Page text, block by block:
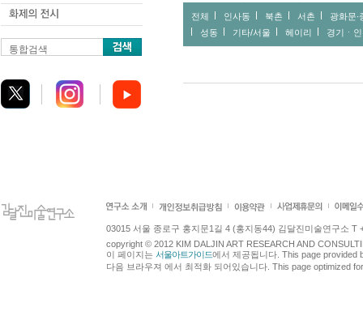
통합검색
전체 인사동 북촌 서촌
광화문∙
성동
기타/서울 헤이리 경기ㆍ
03015 서울 종로구 홍지문1길 4 (홍지동44) 김달진미술연구소 T
copyright © 2012 KIM DALJIN ART RESEARCH AND
이 페이지는 서울아트가이드에서 제공됩니다. This page provided
다음 브라우져 에서 최적화 되어있습니다. This page optimized